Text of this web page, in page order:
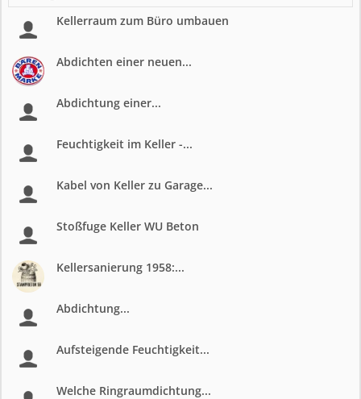
Kellerraum zum Büro umbauen
Abdichten einer neuen...
Abdichtung einer...
Feuchtigkeit im Keller -...
Kabel von Keller zu Garage...
Stoßfuge Keller WU Beton
Kellersanierung 1958:...
Abdichtung...
Aufsteigende Feuchtigkeit...
Welche Ringraumdichtung...